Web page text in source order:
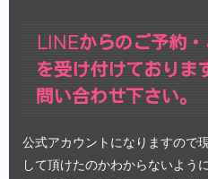
LINEからのご予約
を受け付けておりま
問い合わせ下さい。
公式アカウントになりますので
して頂けたのかわからないよう